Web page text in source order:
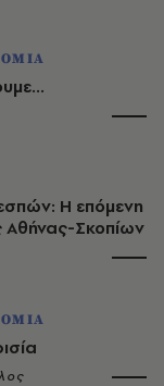
Η επόμενη
Αθήνας-Σκοπίων